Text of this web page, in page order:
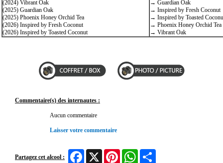
(2024) Vibrant Oak
(2025) Guardian Oak
(2025) Phoenix Honey Orchid Tea
(2026) Inspired by Fresh Coconut
(2026) Inspired by Toasted Coconut
→ Guardian Oak
→ Inspired by Fresh Coconut
→ Inspired by Toasted
→ Phoenix Honey Orchid Tea
→ Vibrant Oak
Commentaire(s) des internautes :
Aucun commentaire
Laisser votre commentaire
Partagez cet alcool :
FacebookX Pinterest WhatsApp